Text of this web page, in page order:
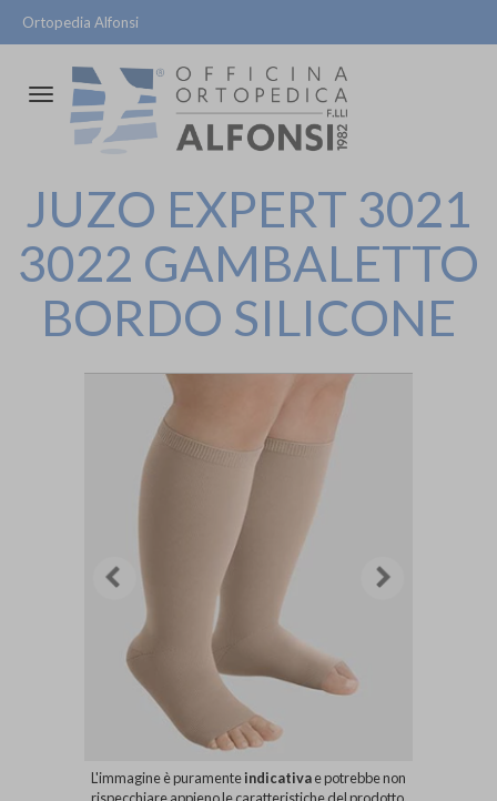
Ortopedia Alfonsi
Attiva/disattiva
navigazione
JUZO EXPERT 3021
3022 GAMBALETTO
BORDO SILICONE
L'immagine è puramenteindicativae potrebbe non